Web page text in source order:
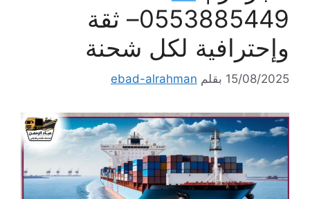
0553885449– ثقة
وإحترافية لكل شحنة
15/08/2025 بقلم ebad-alrahman